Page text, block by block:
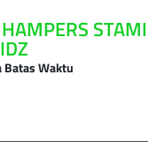
Batas Waktu